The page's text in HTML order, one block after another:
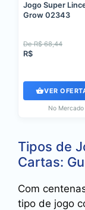
Jogo Super
Grow 02343
De R$ 68,44
R$
VER
No
Tipos de
Cartas:
Com
tipo de jogo